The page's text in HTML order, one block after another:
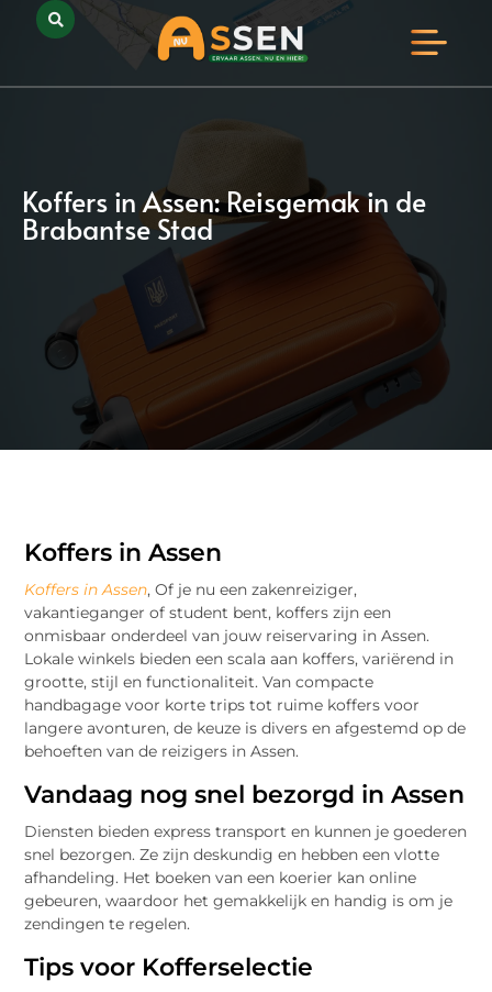
Koffers in Assen: Reisgemak in de
Brabantse Stad
Koffers in Assen
Koffers in Assen, Of je nu een zakenreiziger,
vakantieganger of student bent, koffers zijn een
onmisbaar onderdeel van jouw reiservaring in Assen.
Lokale winkels bieden een scala aan koffers, variërend in
grootte, stijl en functionaliteit. Van compacte
handbagage voor korte trips tot ruime koffers voor
langere avonturen, de keuze is divers en afgestemd op de
behoeften van de reizigers in Assen.
Vandaag nog snel bezorgd in Assen
Diensten bieden express transport en kunnen je goederen
snel bezorgen. Ze zijn deskundig en hebben een vlotte
afhandeling. Het boeken van een koerier kan online
gebeuren, waardoor het gemakkelijk en handig is om je
zendingen te regelen.
Tips voor Kofferselectie